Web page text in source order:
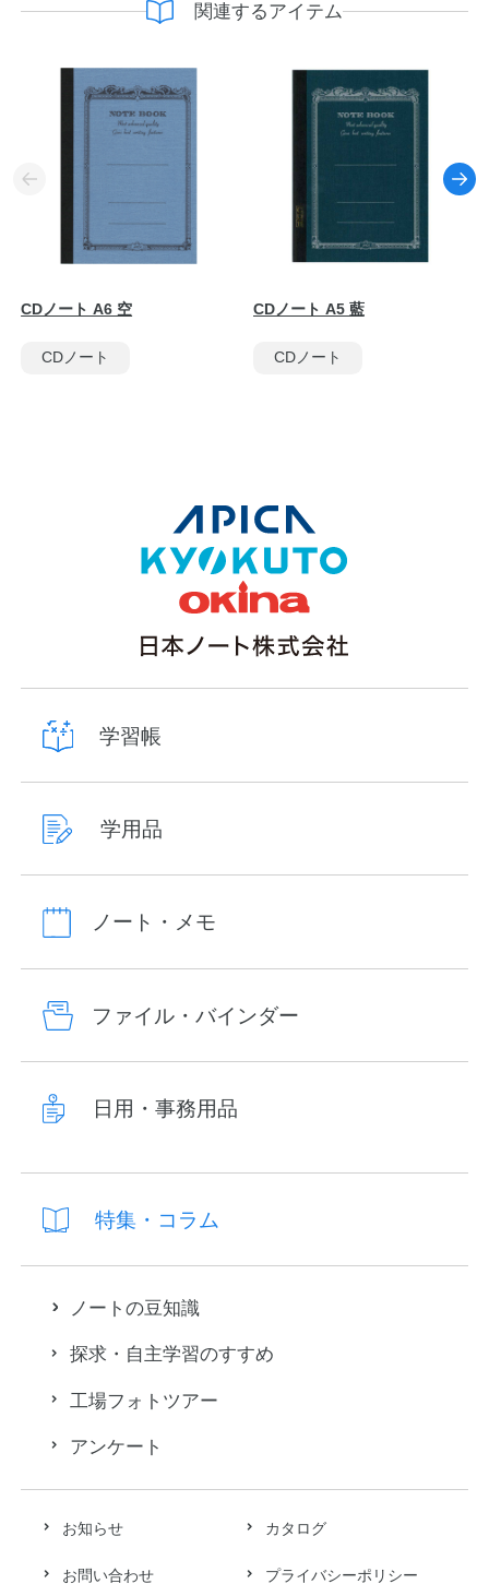
関連するアイテム
CDノート A6 空
CDノート
CDノート A5 藍
CDノート
お知らせ カタログ
お問い合わせ プライバシーポリシー
学習帳
学用品
ノート・メモ
ファイル・バインダー
日用・事務用品
特集・コラム
ノートの豆知識
探求・自主学習のすすめ
工場フォトツアー
アンケート